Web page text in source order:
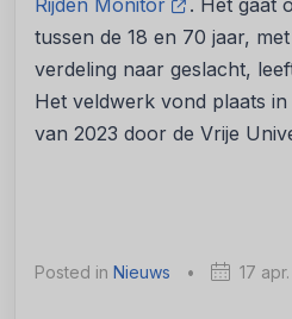
Rijden Monitor
. Het gaat
tussen de 18 en 70 jaar,
verdeling naar geslacht,
Het veldwerk vond plaats
van 2023 door de Vrije
Posted in Nieuws • 17